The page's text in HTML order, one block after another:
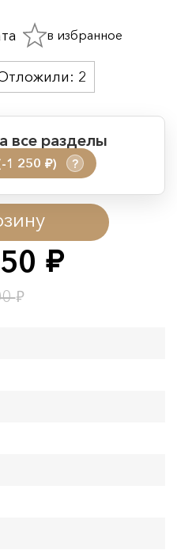
руб.
₽
все разделы
1 250 руб.) ?
08.08.2026 00:01
09.08.2026 23:59
2
в избранное